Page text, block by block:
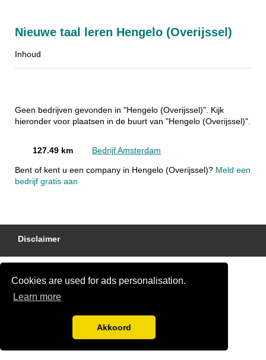
Cookies are used for ads personalisation.
Learn more
Akkoord
Nieuwe taal leren Hengelo (Overijssel)
Inhoud
Geen bedrijven gevonden in "Hengelo (Overijssel)". Kijk
hieronder voor plaatsen in de buurt van "Hengelo (Overijssel)".
127.49 km Bedrijf Amsterdam
Bent of kent u een company in Hengelo (Overijssel)? Meld een
bedrijf gratis aan
Disclaimer